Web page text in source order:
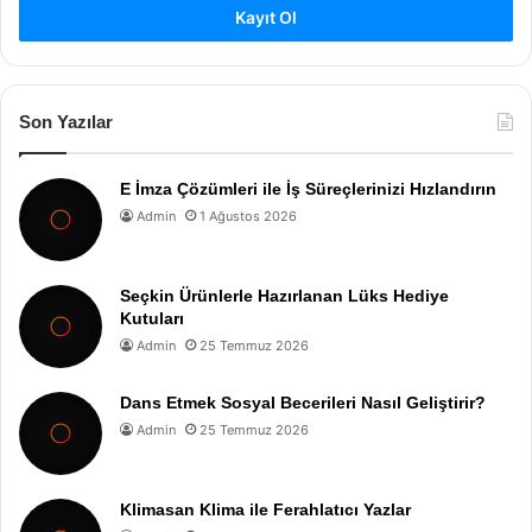
Kayıt Ol
Son Yazılar
E İmza Çözümleri ile İş Süreçlerinizi Hızlandırın
Admin 1 Ağustos 2026
Seçkin Ürünlerle Hazırlanan Lüks Hediye
Kutuları
Admin 25 Temmuz 2026
Dans Etmek Sosyal Becerileri Nasıl Geliştirir?
Admin 25 Temmuz 2026
Klimasan Klima ile Ferahlatıcı Yazlar